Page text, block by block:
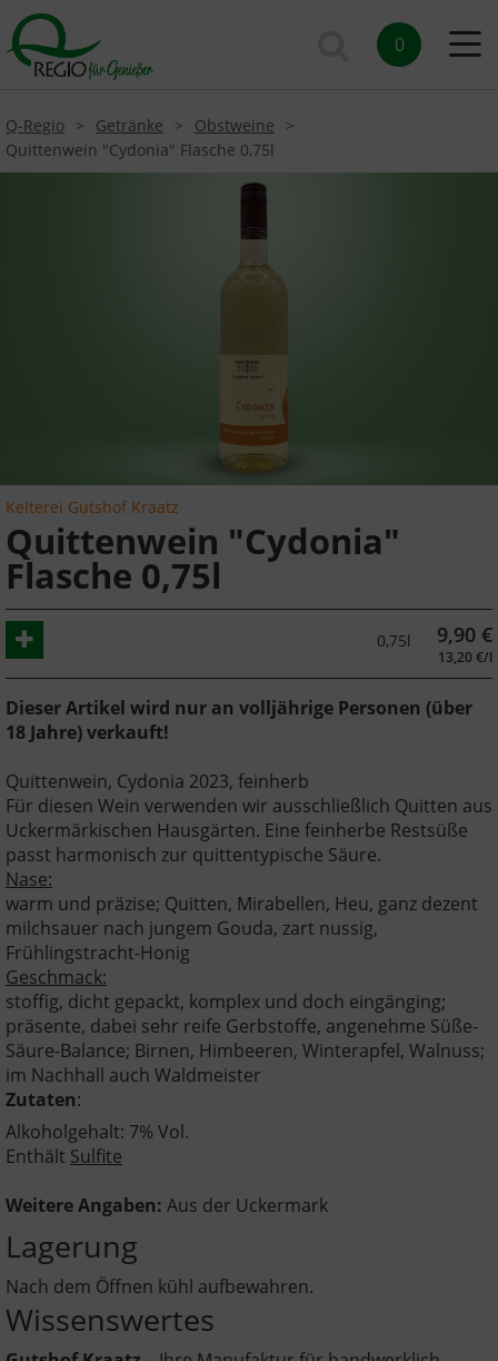
0
Q-Regio Getränke
Obstweine
Quittenwein "Cydonia" Flasche 0,75l
Kelterei Gutshof Kraatz
Quittenwein "Cydonia"
Flasche 0,75l
0,75l 9,90 €
13,20 €/l
Dieser Artikel wird nur an volljährige Personen (über
18 Jahre) verkauft!
Quittenwein, Cydonia 2023, feinherb
Für diesen Wein verwenden wir ausschließlich Quitten aus
Uckermärkischen Hausgärten. Eine feinherbe Restsüße
passt harmonisch zur quittentypische Säure.
Nase:
warm und präzise; Quitten, Mirabellen, Heu, ganz dezent
milchsauer nach jungem Gouda, zart nussig,
Frühlingstracht-Honig
Geschmack:
stoffig, dicht gepackt, komplex und doch eingänging;
präsente, dabei sehr reife Gerbstoffe, angenehme Süße-
Säure-Balance; Birnen, Himbeeren, Winterapfel, Walnuss;
im Nachhall auch Waldmeister
Zutaten:
Alkoholgehalt: 7% Vol.
Enthält Sulfite
Weitere Angaben: Aus der Uckermark
Lagerung
Nach dem Öffnen kühl aufbewahren.
Wissenswertes